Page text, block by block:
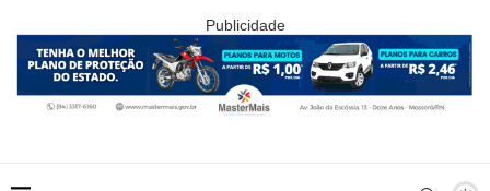
Publicidade